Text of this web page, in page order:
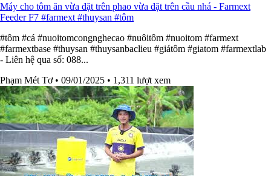
Máy cho tôm ăn vừa đặt trên phao vừa đặt trên cầu nhá - Farmext
Feeder F7 #farmext #thuysan #tôm
#tôm #cá #nuoitomcongnghecao #nuôitôm #nuoitom #farmext
#farmextbase #thuysan #thuysanbaclieu #giátôm #giatom #farmextlab
- Liên hệ qua số: 088...
Phạm Mét Tơ • 09/01/2025 • 1,311 lượt xem